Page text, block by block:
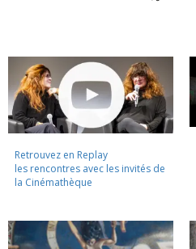
Retrouvez en Replay
les rencontres avec les invités de
la Cinémathèque